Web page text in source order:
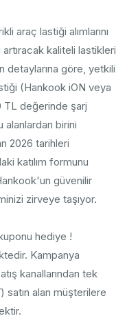
araç lastiği alımlarını
artıracak kaliteli lastikleri
detaylarına göre, yetkili
(Hankook iON veya
TL değerinde şarj
alanlardan birini
2026 tarihleri
katılım formunu
güvenilir
zirveye taşıyor.
hediye !
Kampanya
kanallarından tek
alan müşterilere